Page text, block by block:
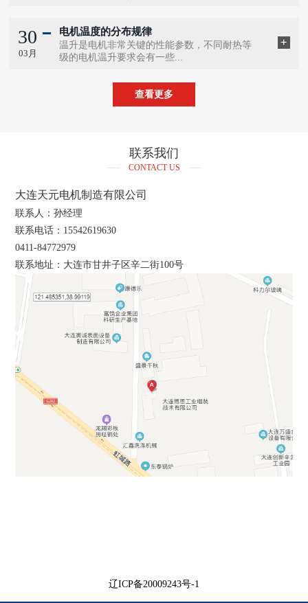
30
03月
电机温度的分布规律
温升是电机非常关键的性能参数，不同耐热等
级的电机温升要求会有一些...
查看更多
联系我们
CONTACT US
大连天元电机制造有限公司
联系人：孙经理
联系电话：15542619630
0411-84772979
联系地址：大连市甘井子区辛二街100号
辽ICP备20009243号-1